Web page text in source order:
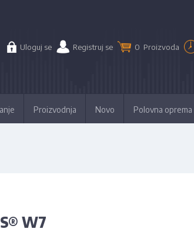
Uloguj se Registruj se 0 Proizvoda
Proizvodnja Novo Polovna oprema
W7